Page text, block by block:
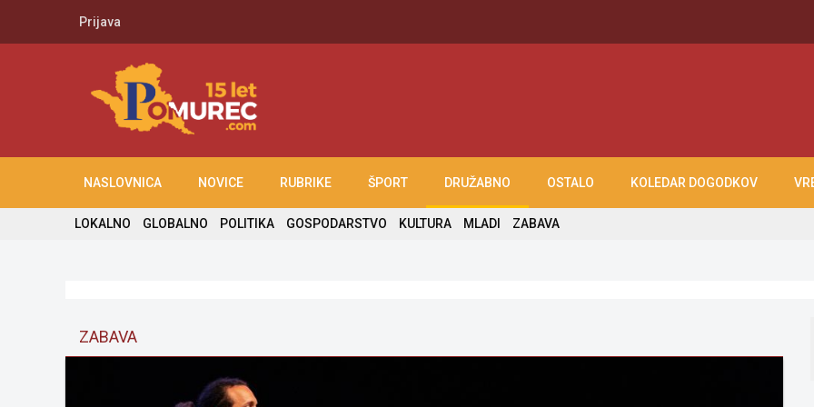
Prijava
NASLOVNICA NOVICE RUBRIKE ŠPORT DRUŽABNO OSTALO KOLEDAR DOGODKOV
LOKALNO GLOBALNO POLITIKA GOSPODARSTVO KULTURA MLADI ZABAVA
ZABAVA